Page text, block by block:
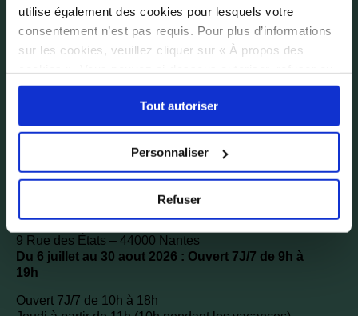
utilise également des cookies pour lesquels votre
consentement n’est pas requis. Pour plus d’informations
sur les cookies, veuillez cliquer sur « À propos des
sélectionner les cookies selon les finalités via l'onglet
« Détails ». À tout moment, vous pouvez modifier votre
choix en cliquant sur le lien « Cookies » en bas des
Tout autoriser
Personnaliser
Refuser
Depuis l’étranger +33 272 640 479
Accueil des visiteurs
9 Rue des États – 44000 Nantes
Du 6 juillet au 30 aout 2026 : Ouvert 7J/7 de 9h à
19h
Ouvert 7J/7 de 10h à 18h